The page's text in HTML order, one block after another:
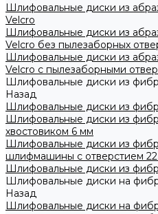
Шлифовальные диски из
Velcro
Шлифовальные диски из
Velcro без пылезаборных
Шлифовальные диски из
Velcro с пылезаборными
Шлифовальные диски из
Назад
Шлифовальные диски из
Шлифовальные диски из
хвостовиком 6 мм
Шлифовальные диски из
шлифмашины с отверстием
Шлифовальные диски из
Шлифовальные диски на
Назад
Шлифовальные диски на